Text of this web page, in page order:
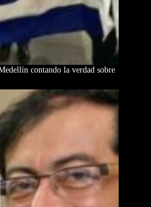
contando la verdad sobre